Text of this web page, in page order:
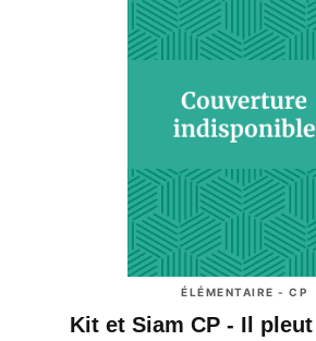
ÉLÉMENTAIRE - CP
Kit et Siam CP - Il